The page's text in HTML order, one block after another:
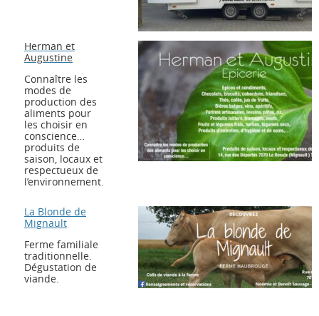
Herman et
Augustine
Connaître les
modes de
production des
aliments pour
les choisir en
conscience…
produits de
saison, locaux et
respectueux de
l’environnement.
La Blonde de
Mignault
Ferme familiale
traditionnelle.
Dégustation de
viande.